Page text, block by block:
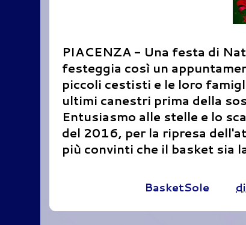
PIACENZA - Una festa di
festeggia così un
piccoli cestisti e le loro
ultimi canestri prima della
Entusiasmo alle stelle e lo
del 2016, per la ripresa
più convinti che il basket sia
BasketSole